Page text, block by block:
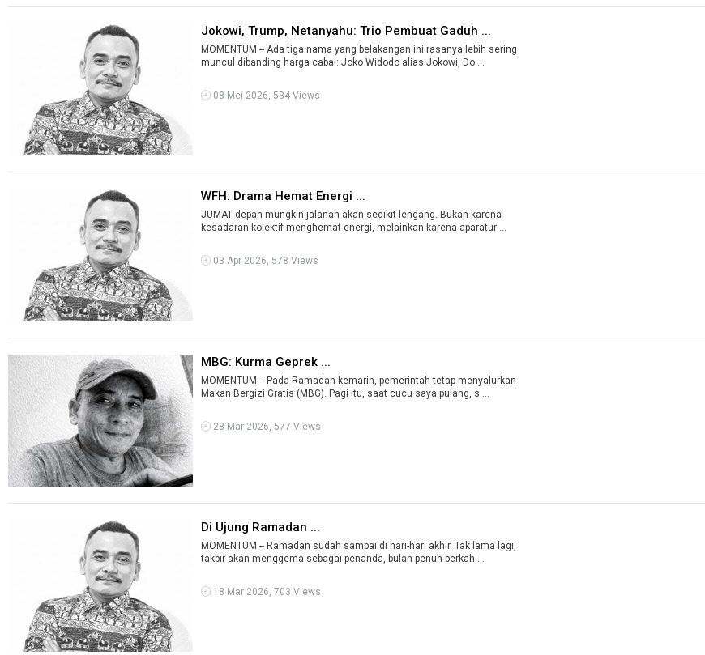
Jokowi, Trump, Netanyahu: Trio Pembuat Gaduh ...
MOMENTUM -- Ada tiga nama yang belakangan ini rasanya lebih sering
muncul dibanding harga cabai: Joko Widodo alias Jokowi, Do ...
08 Mei 2026, 534 Views
WFH: Drama Hemat Energi ...
JUMAT depan mungkin jalanan akan sedikit lengang. Bukan karena
kesadaran kolektif menghemat energi, melainkan karena aparatur ...
03 Apr 2026, 578 Views
MBG: Kurma Geprek ...
MOMENTUM -- Pada Ramadan kemarin, pemerintah tetap menyalurkan
Makan Bergizi Gratis (MBG). Pagi itu, saat cucu saya pulang, s ...
28 Mar 2026, 577 Views
Di Ujung Ramadan ...
MOMENTUM -- Ramadan sudah sampai di hari-hari akhir. Tak lama lagi,
takbir akan menggema sebagai penanda, bulan penuh berkah ...
18 Mar 2026, 703 Views